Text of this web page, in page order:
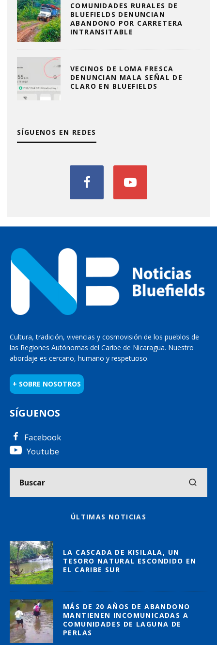
COMUNIDADES RURALES DE
BLUEFIELDS DENUNCIAN
ABANDONO POR CARRETERA
INTRANSITABLE
VECINOS DE LOMA FRESCA
DENUNCIAN MALA SEÑAL DE
CLARO EN BLUEFIELDS
SÍGUENOS EN REDES
Cultura, tradición, vivencias y cosmovisión de los pueblos de
las Regiones Autónomas del Caribe de Nicaragua. Nuestro
abordaje es cercano, humano y respetuoso.
+ SOBRE NOSOTROS
SÍGUENOS
Facebook
Youtube
ÚLTIMAS NOTICIAS
LA CASCADA DE KISILALA, UN
TESORO NATURAL ESCONDIDO EN
EL CARIBE SUR
MÁS DE 20 AÑOS DE ABANDONO
MANTIENEN INCOMUNICADAS A
COMUNIDADES DE LAGUNA DE
PERLAS